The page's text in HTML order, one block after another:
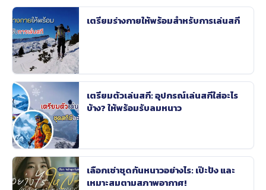
เตรียมร่างกายให้พร้อมสำหรับการเล่นสกี
เตรียมตัวเล่นสกี: อุปกรณ์เล่นสกีใส่อะไร
บ้าง? ให้พร้อมรับลมหนาว
เลือกเช่าชุดกันหนาวอย่างไร: เป๊ะปัง และ
เหมาะสมตามสภาพอากาศ!